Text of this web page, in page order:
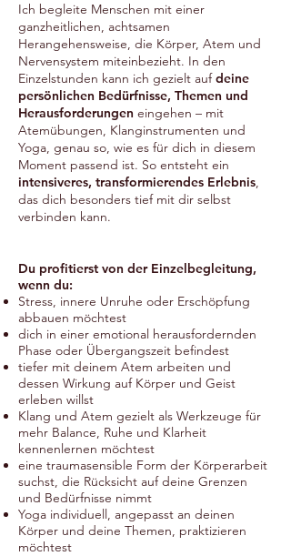
Ich begleite Menschen mit einer
ganzheitlichen, achtsamen
Herangehensweise, die Körper, Atem und
Nervensystem miteinbezieht. In den
Einzelstunden kann ich gezielt aufdeine
persönlichen Bedürfnisse, Themen und
Herausforderungen eingehen – mit
Atemübungen, Klanginstrumenten und
Yoga, genau so, wie es für dich in diesem
Moment passend ist. So entsteht ein
intensiveres, transformierendes Erlebnis,
das dich besonders tief mit dir selbst
verbinden kann.
Du profitierst von der Einzelbegleitung,
wenn du:
Stress, innere Unruhe oder Erschöpfung
abbauen möchtest
dich in einer emotional herausfordernden
Phase oder Übergangszeit befindest
tiefer mit deinem Atem arbeiten und
dessen Wirkung auf Körper und Geist
erleben willst
Klang und Atem gezielt als Werkzeuge für
mehr Balance, Ruhe und Klarheit
kennenlernen möchtest
eine traumasensible Form der Körperarbeit
suchst, die Rücksicht auf deine Grenzen
und Bedürfnisse nimmt
Yoga individuell, angepasst an deinen
Körper und deine Themen, praktizieren
möchtest